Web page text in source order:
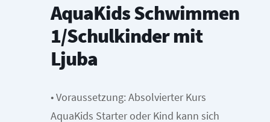
AquaKids Schwimmen
1/Schulkinder mit
Ljuba
• Voraussetzung: Absolvierter Kurs
AquaKids Starter oder Kind kann sich